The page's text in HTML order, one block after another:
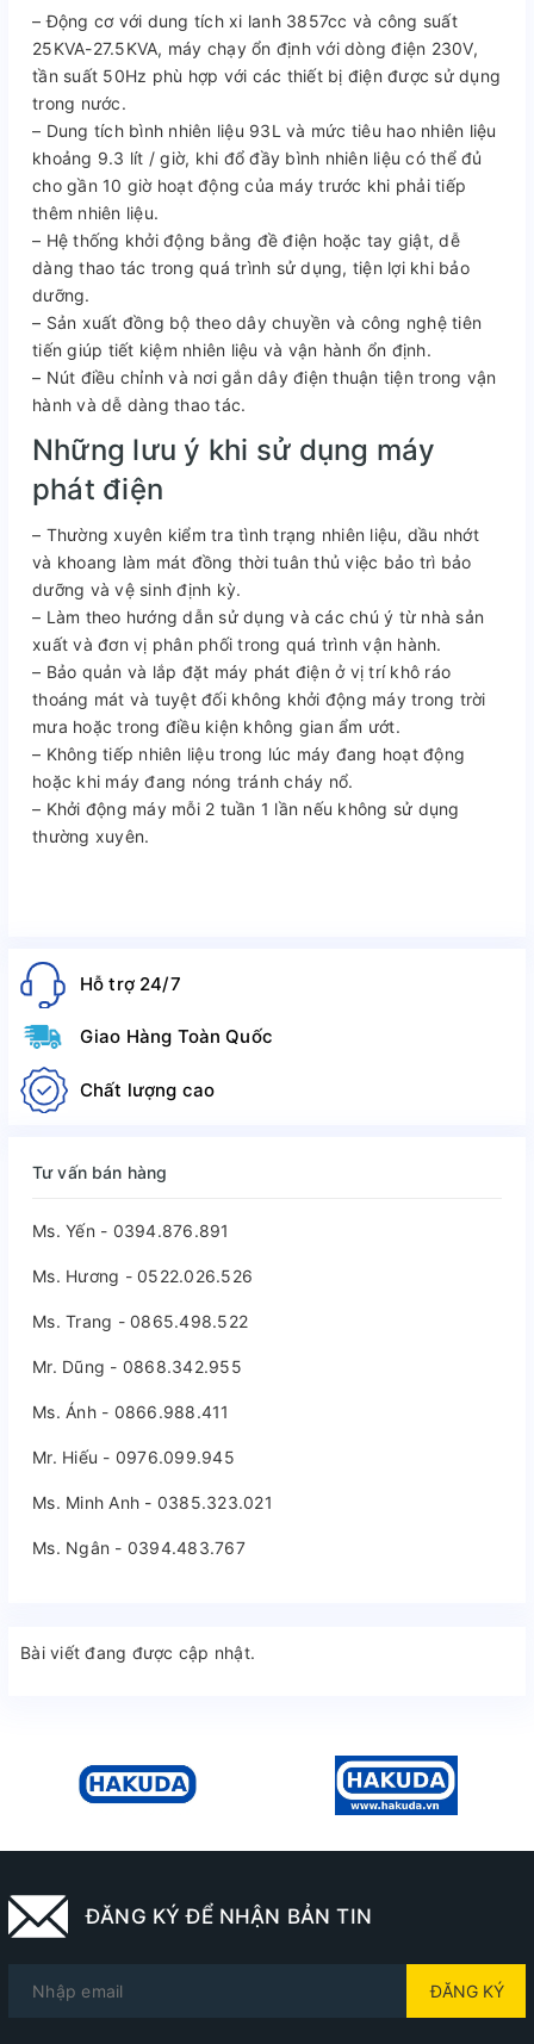
– Động cơ với dung tích xi lanh 3857cc và công suất
25KVA-27.5KVA, máy chạy ổn định với dòng điện 230V,
tần suất 50Hz phù hợp với các thiết bị điện được sử dụng
trong nước.
– Dung tích bình nhiên liệu 93L và mức tiêu hao nhiên liệu
khoảng 9.3 lít / giờ, khi đổ đầy bình nhiên liệu có thể đủ
cho gần 10 giờ hoạt động của máy trước khi phải tiếp
thêm nhiên liệu.
– Hệ thống khởi động bằng đề điện hoặc tay giật, dễ
dàng thao tác trong quá trình sử dụng, tiện lợi khi bảo
dưỡng.
– Sản xuất đồng bộ theo dây chuyền và công nghệ tiên
tiến giúp tiết kiệm nhiên liệu và vận hành ổn định.
– Nút điều chỉnh và nơi gắn dây điện thuận tiện trong vận
hành và dễ dàng thao tác.
Những lưu ý khi sử dụng máy
phát điện
– Thường xuyên kiểm tra tình trạng nhiên liệu, dầu nhớt
và khoang làm mát đồng thời tuân thủ việc bảo trì bảo
dưỡng và vệ sinh định kỳ.
– Làm theo hướng dẫn sử dụng và các chú ý từ nhà sản
xuất và đơn vị phân phối trong quá trình vận hành.
– Bảo quản và lắp đặt máy phát điện ở vị trí khô ráo
thoáng mát và tuyệt đối không khởi động máy trong trời
mưa hoặc trong điều kiện không gian ẩm ướt.
– Không tiếp nhiên liệu trong lúc máy đang hoạt động
hoặc khi máy đang nóng tránh cháy nổ.
– Khởi động máy mỗi 2 tuần 1 lần nếu không sử dụng
thường xuyên.
Hỗ trợ 24/7
Giao Hàng Toàn Quốc
Chất lượng cao
Tư vấn bán hàng
Ms. Yến - 0394.876.891
Ms. Hương - 0522.026.526
Ms. Trang - 0865.498.522
Mr. Dũng - 0868.342.955
Ms. Ánh - 0866.988.411
Mr. Hiếu - 0976.099.945
Ms. Minh Anh - 0385.323.021
Ms. Ngân - 0394.483.767
Bài viết đang được cập nhật.
ĐĂNG KÝ ĐỂ NHẬN BẢN TIN
ĐĂNG KÝ